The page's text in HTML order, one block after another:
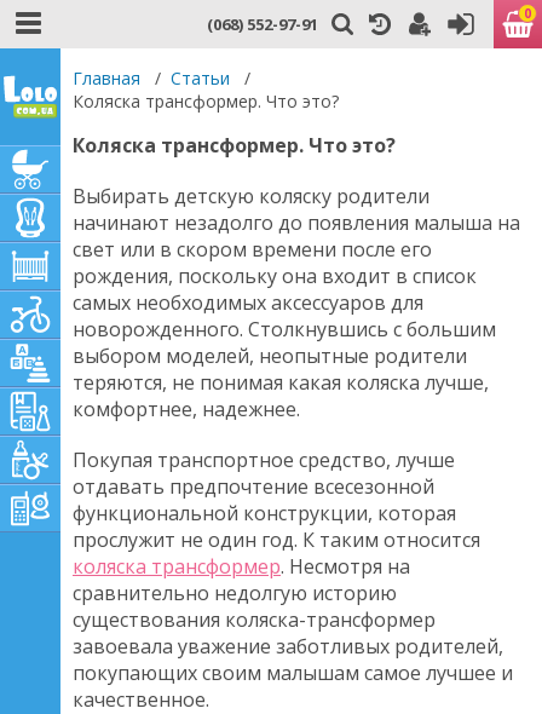
(068) 552-97-91 0
Главная / Статьи
/
Коляска трансформер. Что это?
Коляска трансформер. Что это?
Выбирать детскую коляску родители
начинают незадолго до появления малыша на
свет или в скором времени после его
рождения, поскольку она входит в список
самых необходимых аксессуаров для
новорожденного. Столкнувшись с большим
выбором моделей, неопытные родители
теряются, не понимая какая коляска лучше,
комфортнее, надежнее.
Покупая транспортное средство, лучше
отдавать предпочтение всесезонной
функциональной конструкции, которая
прослужит не один год. К таким относится
коляска трансформер. Несмотря на
сравнительно недолгую историю
существования коляска-трансформер
завоевала уважение заботливых родителей,
покупающих своим малышам самое лучшее и
качественное.